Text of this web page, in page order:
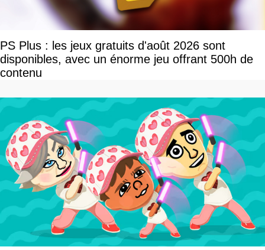
PS Plus : les jeux gratuits d'août 2026 sont
disponibles, avec un énorme jeu offrant 500h de
contenu